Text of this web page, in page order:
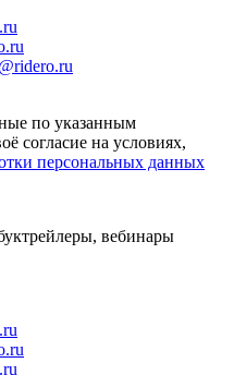
по указанным
согласие на условиях,
персональных данных
вебинары